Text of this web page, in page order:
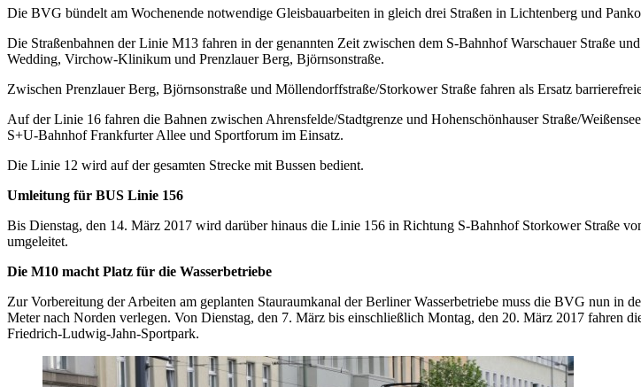
Die BVG bündelt am Wochenende notwendige Gleisbauarbeiten in gleich drei Straßen in Lichtenberg und
Die Straßenbahnen der Linie M13 fahren in der genannten Zeit zwischen dem S-Bahnhof Warschauer Straße
Wedding, Virchow-Klinikum und Prenzlauer Berg, Björnsonstraße.
Zwischen Prenzlauer Berg, Björnsonstraße und Möllendorffstraße/Storkower Straße fahren als Ersatz
Auf der Linie 16 fahren die Bahnen zwischen Ahrensfelde/Stadtgrenze und Hohenschönhauser Straße/
S+U-Bahnhof Frankfurter Allee und Sportforum im Einsatz.
Die Linie 12 wird auf der gesamten Strecke mit Bussen bedient.
Umleitung für BUS Linie 156
Bis Dienstag, den 14. März 2017 wird darüber hinaus die Linie 156 in Richtung S-Bahnhof Storkower Straße
umgeleitet.
Die M10 macht Platz für die Wasserbetriebe
Zur Vorbereitung der Arbeiten am geplanten Stauraumkanal der Berliner Wasserbetriebe muss die BVG nun
Meter nach Norden verlegen. Von Dienstag, den 7. März bis einschließlich Montag, den 20. März 2017 fahren
Friedrich-Ludwig-Jahn-Sportpark.